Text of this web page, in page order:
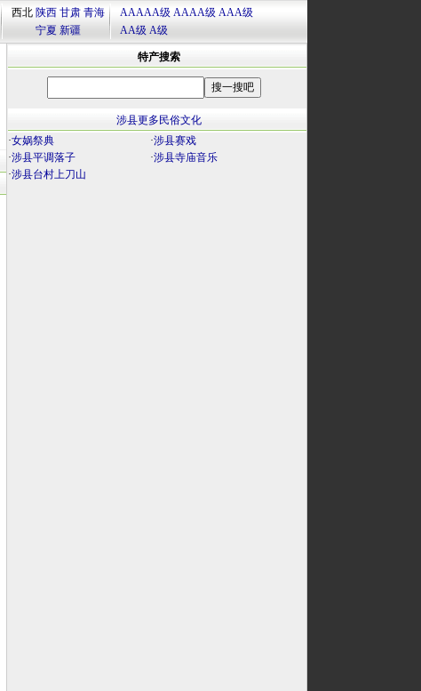
西北 陕西 甘肃 青海
宁夏 新疆
AAAAA级 AAAA级 AAA级
AA级 A级
特产搜索
涉县更多民俗文化
·女娲祭典 ·涉县赛戏
·涉县平调落子 ·涉县寺庙音乐
·涉县台村上刀山